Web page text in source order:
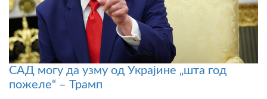
САД могу да узму од Украјине „шта год
пожеле“ – Трамп